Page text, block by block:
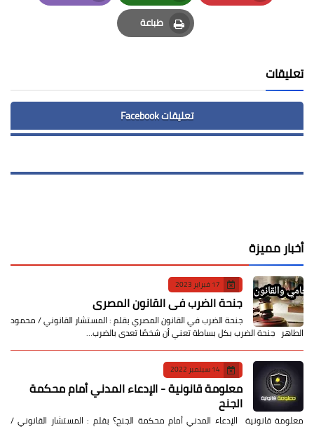
Pinterest
Whatsapp
Email
طباعة
Print
تعليقات
تعليقات Facebook
أخبار مميزة
17 فبراير 2023
جنحة الضرب في القانون المصري
جنحة الضرب في القانون المصري بقلم : المستشار القانوني / محمود
الطاهر جنحة الضرب بكل بساطة تعني أن شخصًا تعدى بالضرب…
14 سبتمبر 2022
معلومة قانونية - الإدعاء المدني أمام محكمة
الجنح
معلومة قانونية الإدعاء المدني أمام محكمة الجنح؟ بقلم : المستشار القانوني /